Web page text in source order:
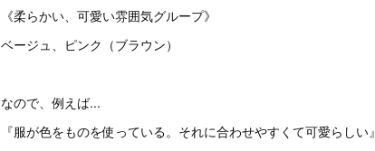
《柔らかい、可愛い雰囲気グループ》
ベージュ、ピンク（ブラウン）
なので、例えば...
『服が色をものを使っている。それに合わせやすくて可愛らしい』